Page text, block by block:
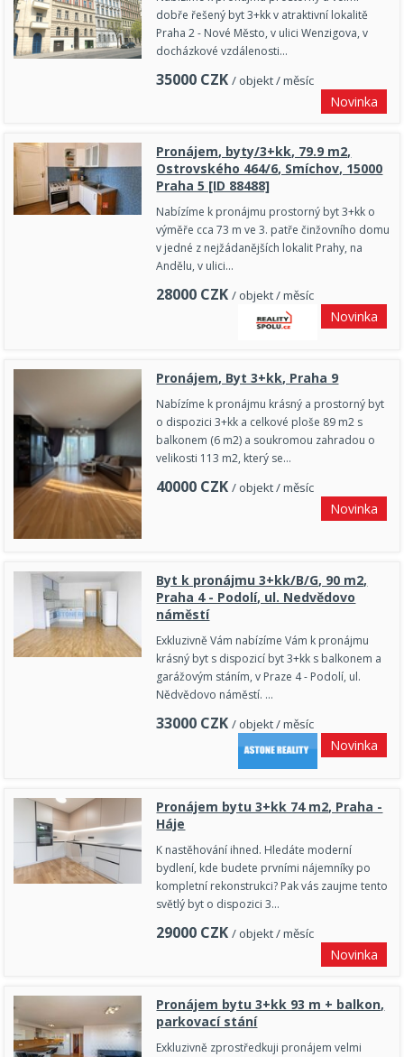
dobře řešený byt 3+kk v atraktivní lokalitě
Praha 2 - Nové Město, v ulici Wenzigova, v
docházkové vzdálenosti…
35000 CZK / objekt / měsíc
Novinka
Pronájem, byty/3+kk, 79.9 m2,
Ostrovského 464/6, Smíchov, 15000
Praha 5 [ID 88488]
Nabízíme k pronájmu prostorný byt 3+kk o
výměře cca 73 m ve 3. patře činžovního domu
v jedné z nejžádanějších lokalit Prahy, na
Andělu, v ulici…
28000 CZK / objekt / měsíc
Novinka
Pronájem, Byt 3+kk, Praha 9
Nabízíme k pronájmu krásný a prostorný byt
o dispozici 3+kk a celkové ploše 89 m2 s
balkonem (6 m2) a soukromou zahradou o
velikosti 113 m2, který se…
40000 CZK / objekt / měsíc
Novinka
Byt k pronájmu 3+kk/B/G, 90 m2,
Praha 4 - Podolí, ul. Nedvědovo
náměstí
Exkluzivně Vám nabízíme Vám k pronájmu
krásný byt s dispozicí byt 3+kk s balkonem a
garážovým stáním, v Praze 4 - Podolí, ul.
Nědvědovo náměstí. …
33000 CZK / objekt / měsíc
Novinka
Pronájem bytu 3+kk 74 m2, Praha -
Háje
K nastěhování ihned. Hledáte moderní
bydlení, kde budete prvními nájemníky po
kompletní rekonstrukci? Pak vás zaujme tento
světlý byt o dispozici 3…
29000 CZK / objekt / měsíc
Novinka
Pronájem bytu 3+kk 93 m + balkon,
parkovací stání
Exkluzivně zprostředkuji pronájem velmi